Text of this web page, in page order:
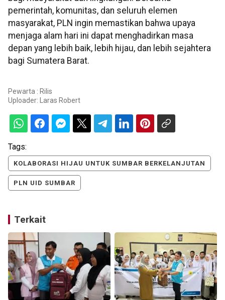
pemerintah, komunitas, dan seluruh elemen
masyarakat, PLN ingin memastikan bahwa upaya
menjaga alam hari ini dapat menghadirkan masa
depan yang lebih baik, lebih hijau, dan lebih sejahtera
bagi Sumatera Barat.
Pewarta : Rilis
Uploader:
Laras Robert
Tags:
KOLABORASI HIJAU UNTUK SUMBAR BERKELANJUTAN
PLN UID SUMBAR
Terkait